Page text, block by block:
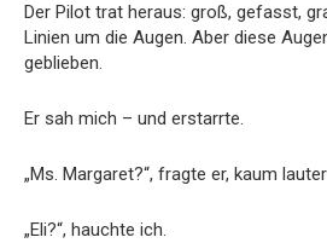
Der Pilot trat heraus: groß, gefasst,
Linien um die Augen. Aber diese
geblieben.
Er sah mich – und erstarrte.
„Ms. Margaret?“, fragte er, kaum
„Eli?“, hauchte ich.